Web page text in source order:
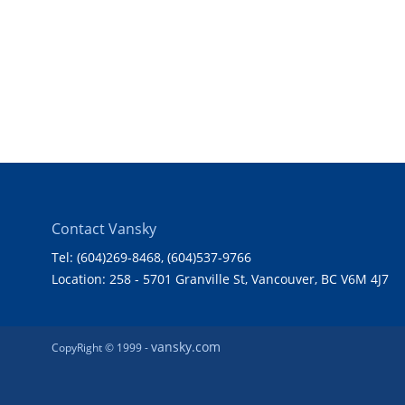
Contact Vansky
Tel: (604)269-8468, (604)537-9766
Location: 258 - 5701 Granville St, Vancouver, BC V6M 4J7
CopyRight © 1999 -vansky.com